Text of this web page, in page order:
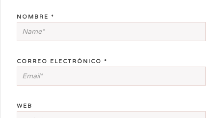
NOMBRE *
CORREO ELECTRÓNICO *
WEB